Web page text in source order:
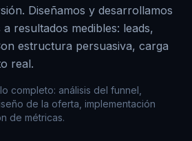
Diseñamos y desarrollamos
resultados medibles: leads,
estructura persuasiva, carga
real.
completo: análisis del funnel,
de la oferta, implementación
de métricas.